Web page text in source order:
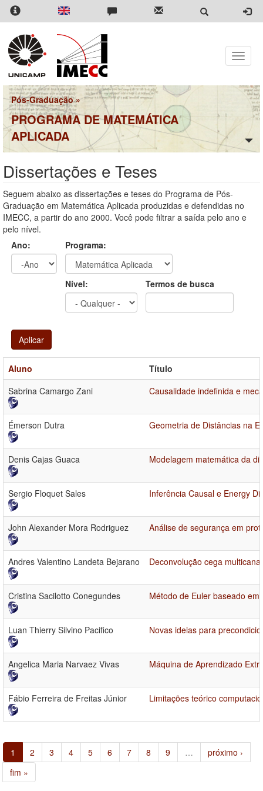
Pular
para
conteúdo
principal
Toggle
Pós-Graduação»
PROGRAMA DE MATEMÁTICA
APLICADA
Dissertações e Teses
Seguem abaixo as dissertações e teses do Programa de Pós-
Graduação em Matemática Aplicada produzidas e defendidas no
IMECC, a partir do ano 2000. Você pode filtrar a saída pelo ano e
pelo nível.
Ano:
Programa:
Nível: Termos de busca
Aplicar
Aluno
Título
Sabrina Camargo Zani
Causalidade indefinida e
Émerson Dutra Geometria de Distâncias na
Denis Cajas Guaca Modelagem matemática da
Sergio Floquet Sales Inferência Causal e Energy
John Alexander Mora Rodriguez Análise de segurança em
Andres Valentino Landeta Bejarano Deconvolução cega
Cristina Sacilotto Conegundes Método de Euler baseado
Luan Thierry Silvino Pacifico Novas ideias para
Angelica Maria Narvaez Vivas Máquina de Aprendizado
Fábio Ferreira de Freitas Júnior Limitações teórico
1 2 3 4 5 6 7 8 9 …
próximo ›
fim »